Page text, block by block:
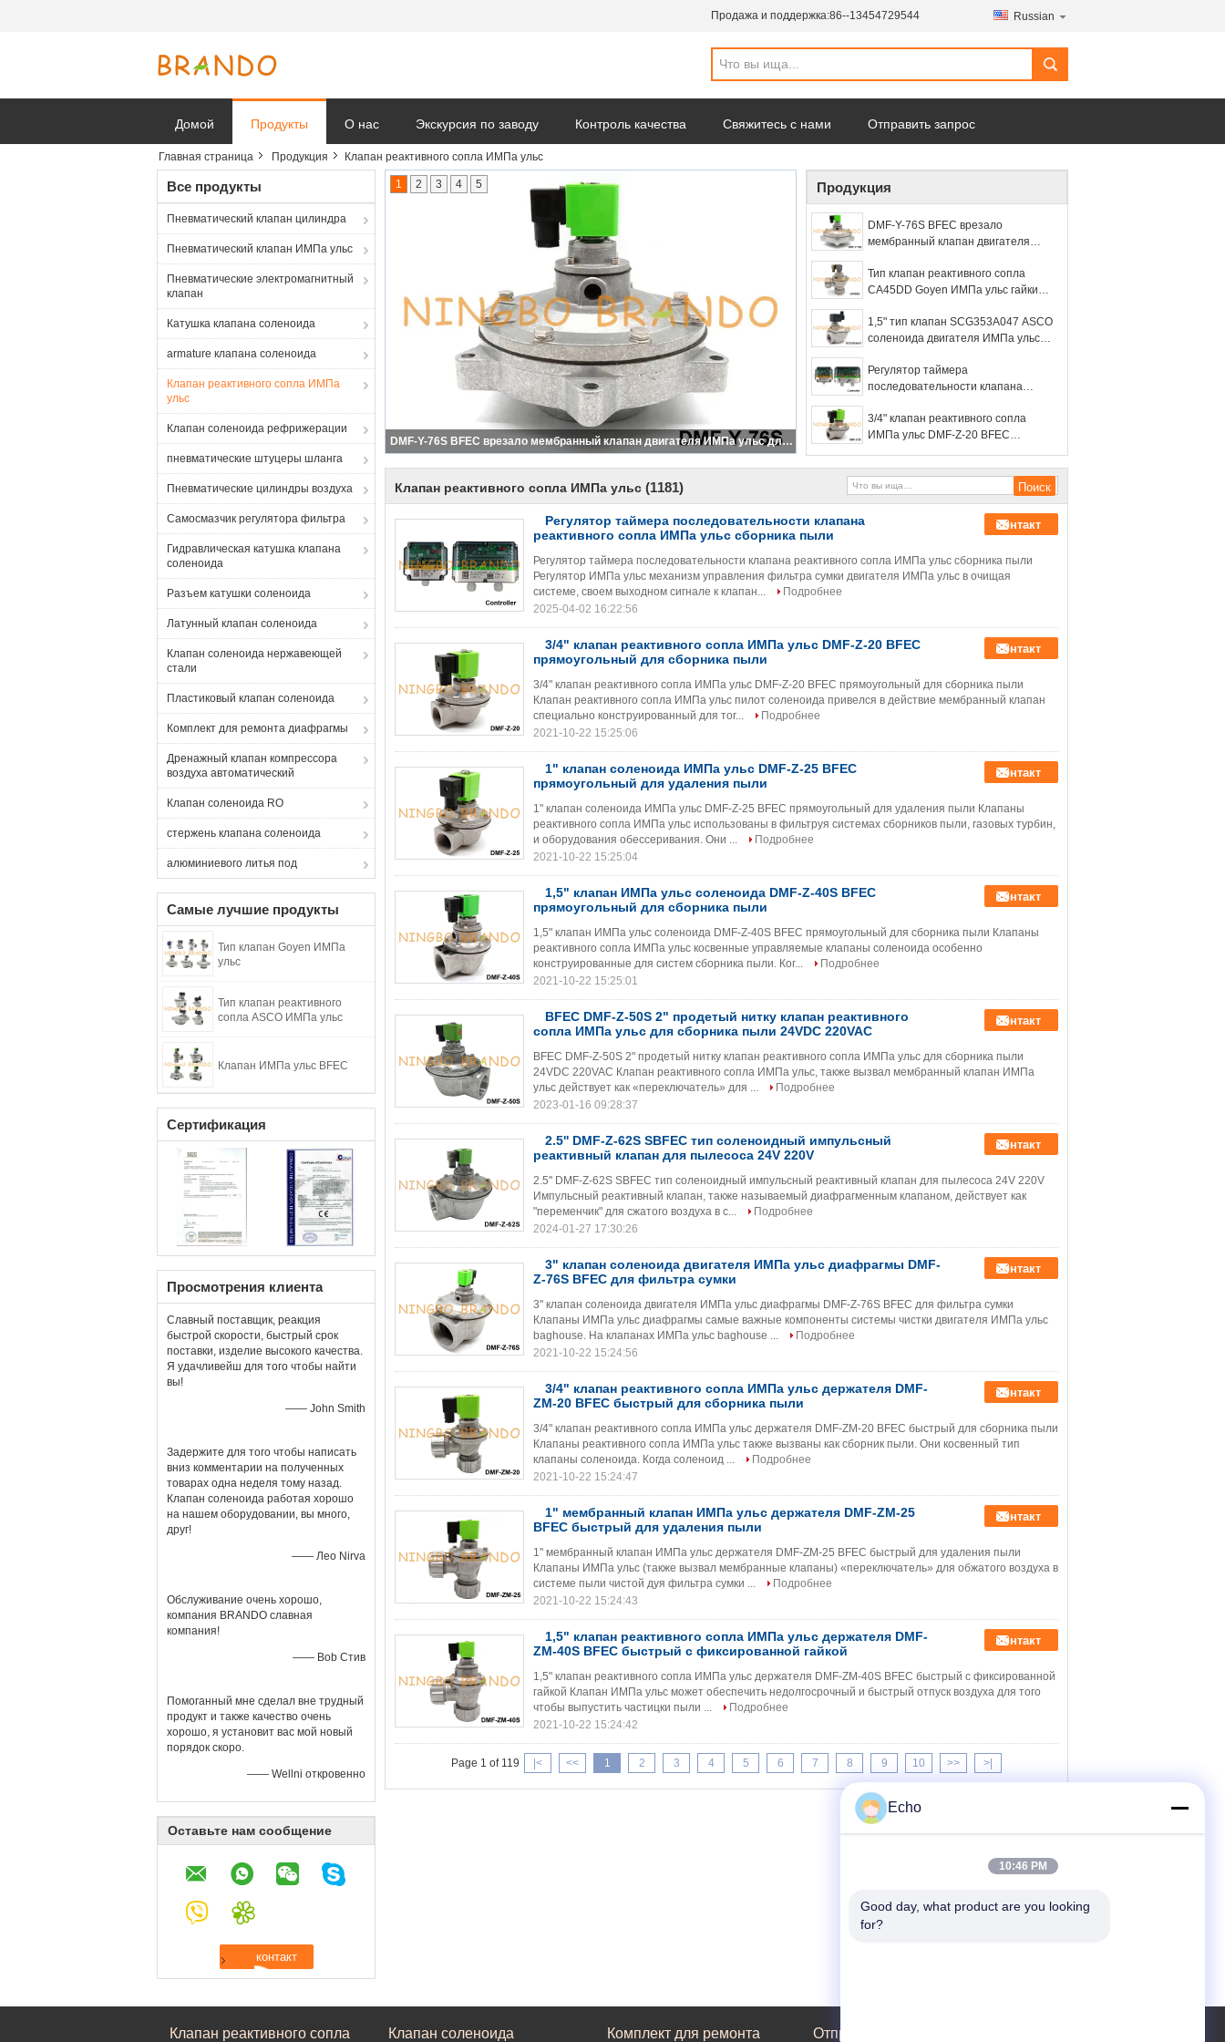
Продажа и поддержка:86--13454729544 Russian
Домой Продукты О нас Экскурсия по заводу Контроль качества Свяжитесь с нами Отправить запрос
Новости компании
Главная страница Продукция Клапан реактивного сопла ИМПа ульс
Все продукты
Пневматический клапан цилиндра
Пневматический клапан ИМПа ульс
Пневматические электромагнитный
клапан
Катушка клапана соленоида
armature клапана соленоида
Клапан реактивного сопла ИМПа
ульс
Клапан соленоида рефрижерации
пневматические штуцеры шланга
Пневматические цилиндры воздуха
Самосмазчик регулятора фильтра
Гидравлическая катушка клапана
соленоида
Разъем катушки соленоида
Латунный клапан соленоида
Клапан соленоида нержавеющей
стали
Пластиковый клапан соленоида
Комплект для ремонта диафрагмы
Дренажный клапан компрессора
воздуха автоматический
Клапан соленоида RO
стержень клапана соленоида
алюминиевого литья под
Самые лучшие продукты
Тип клапан Goyen ИМПа
ульс
Тип клапан реактивного
сопла ASCO ИМПа ульс
Клапан ИМПа ульс BFEC
Сертификация
Просмотрения клиента
Славный поставщик, реакция
быстрой скорости, быстрый срок
поставки, изделие высокого качества.
Я удачливейш для того чтобы найти
вы!
—— John Smith
Задержите для того чтобы написать
вниз комментарии на полученных
товарах одна неделя тому назад.
Клапан соленоида работая хорошо
на нашем оборудовании, вы много,
друг!
—— Лео Nirva
Обслуживание очень хорошо,
компания BRANDO славная
компания!
—— Bob Стив
Помоганный мне сделал вне трудный
продукт и также качество очень
хорошо, я установит вас мой новый
порядок скоро.
—— Wellni откровенно
Оставьте нам сообщение
DMF-Y-76S BFEC врезало мембранный клапан двигателя ИМПа ульс для сборника пыли
1 2 3 4 5 Продукция
DMF-Y-76S BFEC врезало
мембранный клапан двигателя
Тип клапан реактивного сопла
CA45DD Goyen ИМПа ульс гайки
1,5" тип клапан SCG353A047 ASCO
соленоида двигателя ИМПа ульс
Регулятор таймера
последовательности клапана
сборника пыли
3/4" клапан реактивного сопла
ИМПа ульс DMF-Z-20 BFEC
Клапан реактивного сопла ИМПа ульс (1181)
Регулятор таймера последовательности клапана
реактивного сопла ИМПа ульс сборника пыли
контакт
Регулятор таймера последовательности клапана реактивного сопла ИМПа ульс сборника пыли
Регулятор ИМПа ульс механизм управления фильтра сумки двигателя ИМПа ульс в очищая
системе, своем выходном сигнале к клапан...
Подробнее
2025-04-02 16:22:56
3/4" клапан реактивного сопла ИМПа ульс DMF-Z-20 BFEC
прямоугольный для сборника пыли
контакт
3/4" клапан реактивного сопла ИМПа ульс DMF-Z-20 BFEC прямоугольный для сборника пыли
Клапан реактивного сопла ИМПа ульс пилот соленоида привелся в действие мембранный клапан
специально конструированный для тог...
Подробнее
2021-10-22 15:25:06
1" клапан соленоида ИМПа ульс DMF-Z-25 BFEC
прямоугольный для удаления пыли
контакт
1" клапан соленоида ИМПа ульс DMF-Z-25 BFEC прямоугольный для удаления пыли Клапаны
реактивного сопла ИМПа ульс использованы в фильтруя системах сборников пыли, газовых турбин,
и оборудования обессеривания. Они ...
Подробнее
2021-10-22 15:25:04
1,5" клапан ИМПа ульс соленоида DMF-Z-40S BFEC
прямоугольный для сборника пыли
контакт
1,5" клапан ИМПа ульс соленоида DMF-Z-40S BFEC прямоугольный для сборника пыли Клапаны
реактивного сопла ИМПа ульс косвенные управляемые клапаны соленоида особенно
конструированные для систем сборника пыли. Ког...
Подробнее
2021-10-22 15:25:01
BFEC DMF-Z-50S 2" продетый нитку клапан реактивного
сопла ИМПа ульс для сборника пыли 24VDC 220VAC
контакт
BFEC DMF-Z-50S 2" продетый нитку клапан реактивного сопла ИМПа ульс для сборника пыли
24VDC 220VAC Клапан реактивного сопла ИМПа ульс, также вызвал мембранный клапан ИМПа
ульс действует как «переключатель» для ...
Подробнее
2023-01-16 09:28:37
2.5'' DMF-Z-62S SBFEC тип соленоидный импульсный
реактивный клапан для пылесоса 24V 220V
контакт
2.5'' DMF-Z-62S SBFEC тип соленоидный импульсный реактивный клапан для пылесоса 24V 220V
Импульсный реактивный клапан, также называемый диафрагменным клапаном, действует как
"переменчик" для сжатого воздуха в с...
Подробнее
2024-01-27 17:30:26
3" клапан соленоида двигателя ИМПа ульс диафрагмы DMF-
Z-76S BFEC для фильтра сумки
контакт
3" клапан соленоида двигателя ИМПа ульс диафрагмы DMF-Z-76S BFEC для фильтра сумки
Клапаны ИМПа ульс диафрагмы самые важные компоненты системы чистки двигателя ИМПа ульс
baghouse. На клапанах ИМПа ульс baghouse ...
Подробнее
2021-10-22 15:24:56
3/4" клапан реактивного сопла ИМПа ульс держателя DMF-
ZM-20 BFEC быстрый для сборника пыли
контакт
3/4" клапан реактивного сопла ИМПа ульс держателя DMF-ZM-20 BFEC быстрый для сборника пыли
Клапаны реактивного сопла ИМПа ульс также вызваны как сборник пыли. Они косвенный тип
клапаны соленоида. Когда соленоид ...
Подробнее
2021-10-22 15:24:47
1" мембранный клапан ИМПа ульс держателя DMF-ZM-25
BFEC быстрый для удаления пыли
контакт
1" мембранный клапан ИМПа ульс держателя DMF-ZM-25 BFEC быстрый для удаления пыли
Клапаны ИМПа ульс (также вызвал мембранные клапаны) «переключатель» для обжатого воздуха в
системе пыли чистой дуя фильтра сумки ...
Подробнее
2021-10-22 15:24:43
1,5" клапан реактивного сопла ИМПа ульс держателя DMF-
ZM-40S BFEC быстрый с фиксированной гайкой
контакт
1,5" клапан реактивного сопла ИМПа ульс держателя DMF-ZM-40S BFEC быстрый с фиксированной
гайкой Клапан ИМПа ульс может обеспечить недолгосрочный и быстрый отпуск воздуха для того
чтобы выпустить частицки пыли ...
Подробнее
2021-10-22 15:24:42
Page 1 of 119 |< << 1 2 3 4 5 6 7 8 9 10 >> >|
Клапан реактивного сопла Клапан соленоида Комплект для ремонта Отправить запрос
Echo
10:46 PM
Good day, what product are you looking
for?